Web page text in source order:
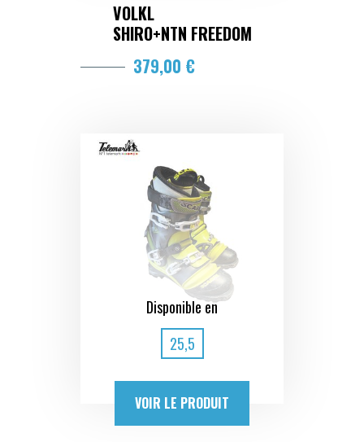
VOLKL
SHIRO+NTN FREEDOM
379,00 €
Disponible en
25,5
VOIR LE PRODUIT